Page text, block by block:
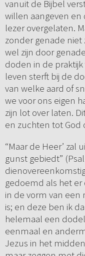
vanuit de Bijbel
willen aangeven
lezer overgelaten.
zonder genade niet
wel zijn door
doden in de
leven sterft bij de
van welke aard of
we voor ons eigen
zijn lot over laten.
en zuchten tot God
“Maar de Heer’ zal
gunst gebiedt”
gedoemd als het
in de vorm van een
is; en deze ben ik
helemaal een
eenmaal en
Jezus in het